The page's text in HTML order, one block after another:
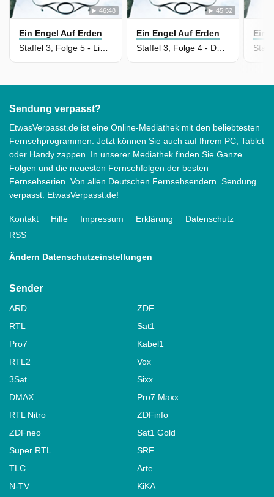
46:48
Ein Engel Auf Erden
45:52
Ein Engel Auf Erden
Staffel 3, Folge 4 - Der Vater aus der Fernsehserie
Ein
Sendung verpasst?
EtwasVerpasst.de ist eine Online-Mediathek mit den beliebtesten
Fernsehprogrammen. Jetzt können Sie auch auf Ihrem PC, Tablet
oder Handy zappen. In unserer Mediathek finden Sie Ganze
Folgen und die neuesten Fernsehfolgen der besten
Fernsehserien. Von allen Deutschen Fernsehsendern. Sendung
verpasst: EtwasVerpasst.de!
Kontakt Hilfe Impressum Erklärung
Datenschutz
RSS
Ändern Datenschutzeinstellungen
Sender
ARD
ZDF
RTL
Sat1
Pro7
Kabel1
RTL2
Vox
3Sat
Sixx
DMAX
Pro7 Maxx
RTL Nitro
ZDFinfo
ZDFneo
Sat1 Gold
Super RTL
SRF
TLC
Arte
N-TV
KiKA